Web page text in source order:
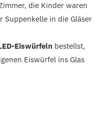
die Kinder waren
Suppenkelle in die Gläser
Eiswürfeln bestellst,
Eiswürfel ins Glas